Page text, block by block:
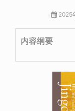
2025
内容纲要